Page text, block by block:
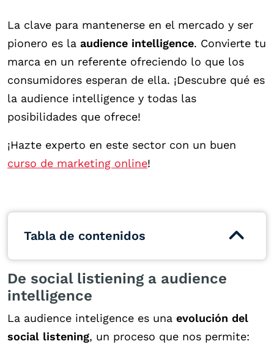
La clave para mantenerse en el mercado y ser
pionero es la audience intelligence. Convierte tu
marca en un referente ofreciendo lo que los
consumidores esperan de ella. ¡Descubre qué es
la audience intelligence y todas las
posibilidades que ofrece!
¡Hazte experto en este sector con un buen
curso de marketing online!
Tabla de contenidos
De social listiening a audience
intelligence
La audience inteligence es una evolución del
social listening, un proceso que nos permite: